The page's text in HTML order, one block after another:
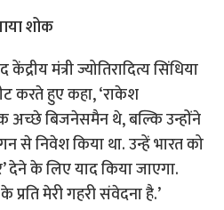
शोक
मंत्री ज्योतिरादित्य सिंधिया
करते हुए कहा, ‘राकेश
बिजनेसमैन थे, बल्कि उन्होंने
से निवेश किया था. उन्हें भारत को
देने के लिए याद किया जाएगा.
मेरी गहरी संवेदना है.’